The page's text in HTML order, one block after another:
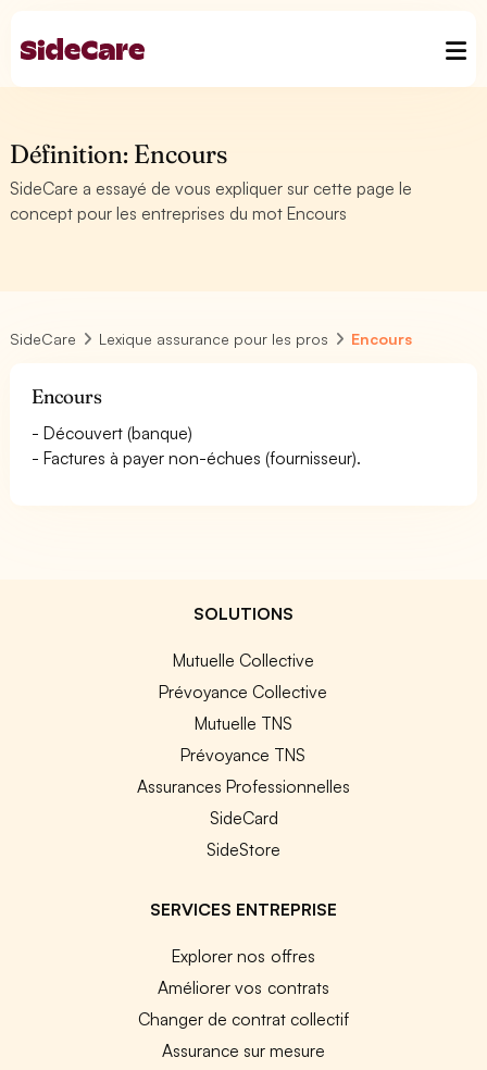
Définition: Encours
SideCare a essayé de vous expliquer sur cette page le
concept pour les entreprises du mot Encours
SideCare Lexique assurance pour les pros Encours
Encours
- Découvert (banque)
- Factures à payer non-échues (fournisseur).
SOLUTIONS
Mutuelle Collective
Prévoyance Collective
Mutuelle TNS
Prévoyance TNS
Assurances Professionnelles
SideCard
SideStore
SERVICES ENTREPRISE
Explorer nos offres
Améliorer vos contrats
Changer de contrat collectif
Assurance sur mesure